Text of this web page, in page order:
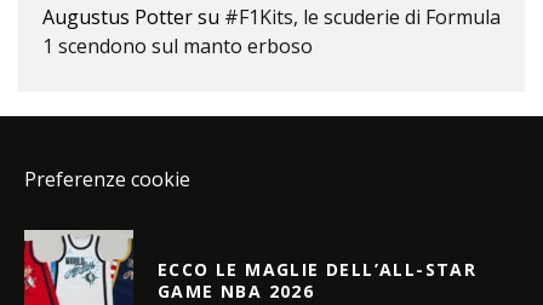
Augustus Pottersu #F1Kits, le scuderie di Formula
1 scendono sul manto erboso
Preferenze cookie
ECCO LE MAGLIE DELL’ALL-STAR
GAME NBA 2026